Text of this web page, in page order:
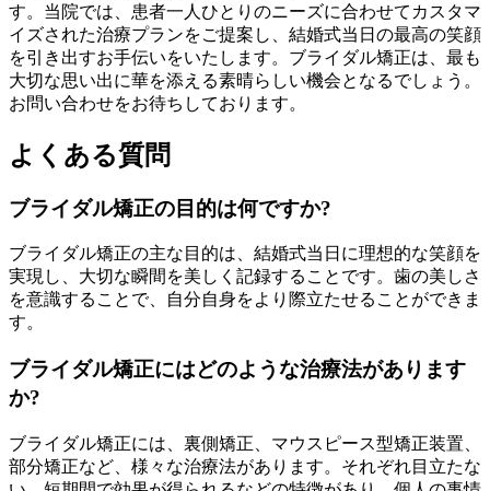
す。当院では、患者一人ひとりのニーズに合わせてカスタマ
イズされた治療プランをご提案し、結婚式当日の最高の笑顔
を引き出すお手伝いをいたします。ブライダル矯正は、最も
大切な思い出に華を添える素晴らしい機会となるでしょう。
お問い合わせをお待ちしております。
よくある質問
ブライダル矯正の目的は何ですか?
ブライダル矯正の主な目的は、結婚式当日に理想的な笑顔を
実現し、大切な瞬間を美しく記録することです。歯の美しさ
を意識することで、自分自身をより際立たせることができま
す。
ブライダル矯正にはどのような治療法があります
か?
ブライダル矯正には、裏側矯正、マウスピース型矯正装置、
部分矯正など、様々な治療法があります。それぞれ目立たな